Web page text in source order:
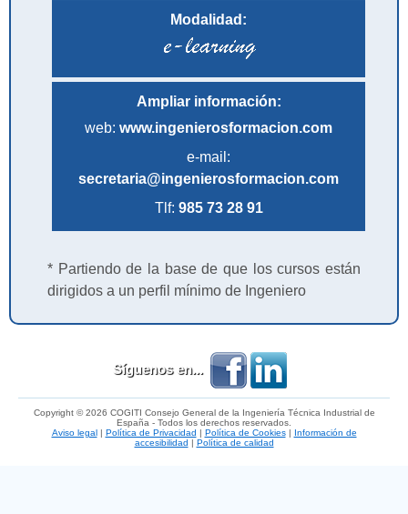
Modalidad:
Ampliar información:
web: www.ingenierosformacion.com
e-mail:
secretaria@ingenierosformacion.com
Tlf: 985 73 28 91
* Partiendo de la base de que los cursos están
dirigidos a un perfil mínimo de Ingeniero
Síguenos en...
Copyright © 2026 COGITI Consejo General de la Ingeniería Técnica Industrial de
España - Todos los derechos reservados.
Aviso legal
Política de Privacidad Política de Cookies|
Información de
accesibilidad
Política de calidad